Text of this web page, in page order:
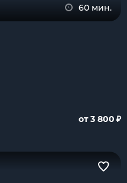
60 мин.
от 3 800 ₽